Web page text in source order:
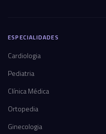
ESPECIALIDADES
Cardiologia
Pediatria
Clínica Médica
Ortopedia
Ginecologia